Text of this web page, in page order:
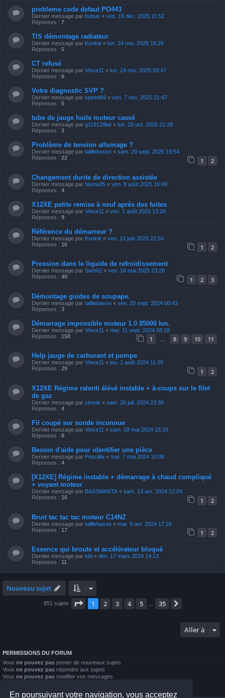
En poursuivant votre navigation, vous acceptez
probleme code defaut PO443
Dernier message par bubus « ven. 19 déc. 2025 11:52
Réponses : 7
TIS démontage radiateur
Dernier message par Kookie « lun. 24 nov. 2025 18:26
Réponses : 5
CT refusé
Dernier message par Vince11 « lun. 24 nov. 2025 09:47
Réponses : 6
Votre diagnostic SVP ?
Dernier message par speed69 « ven. 7 nov. 2025 21:47
Réponses : 5
tube de jauge huile moteur cassé
Dernier message par g119129be « lun. 20 oct. 2025 21:28
Réponses : 3
Problème de tension allumage ?
Dernier message par tallilebasse « sam. 20 sept. 2025 19:54
Réponses : 22 1 2
Changement durite de direction assistée
Dernier message par Numa35 « ven. 8 août 2025 19:49
Réponses : 4
X12XE petite remise à neuf après des fuites
Dernier message par Vince11 « ven. 1 août 2025 13:20
Réponses : 9
Référence du démarreur ?
Dernier message par Kookie « ven. 13 juin 2025 22:54
Réponses : 16 1 2
Pression dans le liquide de refroidissement
Dernier message par Sam62 « ven. 16 mai 2025 23:28
Réponses : 40 1 2 3
Démontage guides de soupape.
Dernier message par tallilebasse « ven. 20 sept. 2024 00:43
Réponses : 3
Démarrage impossible moteur 1.0 85000 km.
Dernier message par Vince11 « mer. 11 sept. 2024 08:18
Réponses : 158 1 8 9 10 11
Help jauge de carburant et pompe
Dernier message par Vince11 « jeu. 1 août 2024 11:35
Réponses : 29 1 2
X12XE Régime ralenti élévé instable + à-coups sur le filet
de gaz
Dernier message par streak « sam. 20 juil. 2024 23:36
Réponses : 4
Fil coupé sur sonde inconnue
Dernier message par Vince11 « sam. 18 mai 2024 15:19
Réponses : 8
Besoin d'aide pour identifier une pièce
Dernier message par Priscillia « mar. 7 mai 2024 10:08
Réponses : 4
[X12XE] Régime instable + démarrage à chaud compliqué
+ voyant moteur
Dernier message par BASSMANTA « sam. 13 avr. 2024 12:04
Réponses : 16 1 2
Bruit tac tac tac moteur C14NZ
Dernier message par tallilebasse « mar. 9 avr. 2024 17:26
Réponses : 17 1 2
Essence qui broute et accélérateur bloqué
Dernier message par tdd « dim. 17 mars 2024 14:13
Réponses : 11
Nouveau sujet
851 sujets Page 1sur35
1 2 3 4 5 35
Aller à
PERMISSIONS DU FORUM
Vous ne pouvez pas poster de nouveaux sujets
Vous ne pouvez pas répondre aux sujets
Vous ne pouvez pas modifier vos messages
Vous
ne pouvez pas joindre des fichiers